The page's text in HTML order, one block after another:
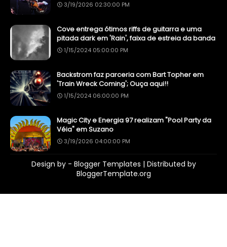
3/19/2026 02:30:00 PM
Cove entrega ótimos riffs de guitarra e uma
pitada dark em 'Rain', faixa de estreia da banda
1/15/2024 05:00:00 PM
Backstrom faz parceria com Bart Topher em
'Train Wreck Coming'; Ouça aqui!!
1/15/2024 06:00:00 PM
Magic City e Energia 97 realizam "Pool Party da
Véia" em Suzano
3/19/2026 04:00:00 PM
Design by - Blogger Templates | Distributed by
BloggerTemplate.org